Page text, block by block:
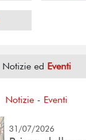
Notizie ed Eventi
Notizie - Eventi
31/07/2026